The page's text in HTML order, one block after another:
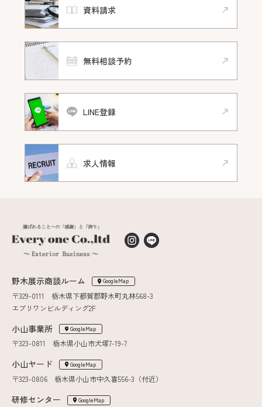
資料請求
無料相談予約
LINE登録
求人情報
野木展示商談ルーム GoogleMap
〒329-0111 栃木県下都賀郡野木町丸林568-3
エブリワンビルディング2F
小山事業所 GoogleMap
〒323-0811 栃木県小山市犬塚7-19-7
小山ヤード GoogleMap
〒323-0806 栃木県小山市中久喜556-3（付近）
研修センター GoogleMap